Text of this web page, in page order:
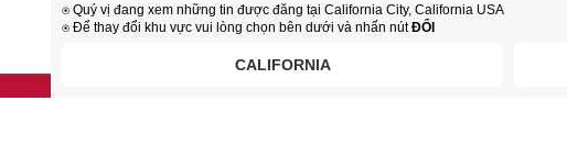
⍟ Quý vị đang xem những tin được đăng tại California City, California USA
⍟ Để thay đổi khu vực vui lòng chọn bên dưới và nhấn nútĐỔI
CALIFORNIA